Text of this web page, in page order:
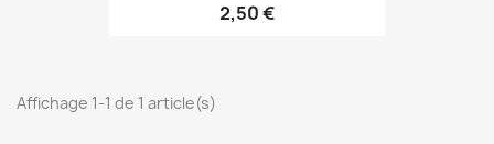
2,50 €
Affichage 1-1 de 1 article(s)